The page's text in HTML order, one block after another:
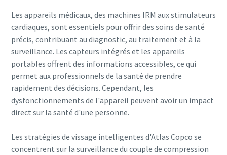
Les appareils médicaux, des machines IRM aux stimulateurs
cardiaques, sont essentiels pour offrir des soins de santé
précis, contribuant au diagnostic, au traitement et à la
surveillance. Les capteurs intégrés et les appareils
portables offrent des informations accessibles, ce qui
permet aux professionnels de la santé de prendre
rapidement des décisions. Cependant, les
dysfonctionnements de l'appareil peuvent avoir un impact
direct sur la santé d'une personne.
Les stratégies de vissage intelligentes d'Atlas Copco se
concentrent sur la surveillance du couple de compression